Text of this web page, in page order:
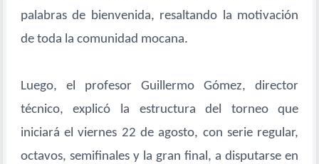
palabras de bienvenida, resaltando la motivación
de toda la comunidad mocana.
Luego, el profesor Guillermo Gómez, director
técnico, explicó la estructura del torneo que
iniciará el viernes 22 de agosto, con serie regular,
octavos, semifinales y la gran final, a disputarse en